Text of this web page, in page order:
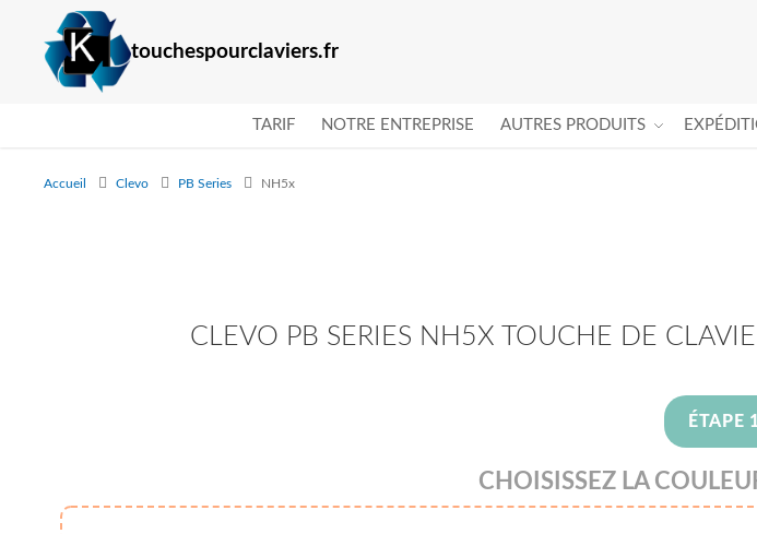
touchespourclaviers.fr
TARIF NOTRE ENTREPRISE AUTRES PRODUITS
Accueil Clevo PB Series NH5x
CLEVO PB SERIES NH5X TOUCHE DE
ÉTAPE
CHOISISSEZ LA